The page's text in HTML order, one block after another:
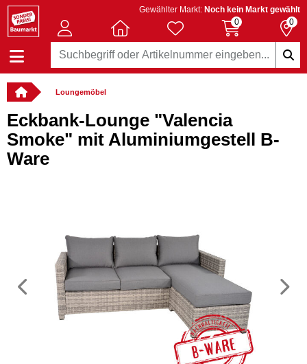
Gewählter Markt: Noch kein Markt gewählt
0
0
Loungemöbel
Eckbank-Lounge "Valencia
Smoke" mit Aluminiumgestell B-
Ware
Vorheriges